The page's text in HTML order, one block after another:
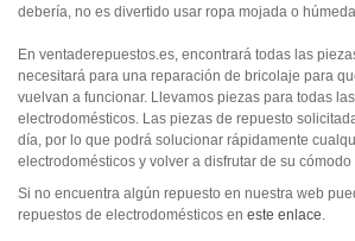
debería, no es divertido usar ropa mojada o
En ventaderepuestos.es, encontrará todas las
necesitará para una reparación de bricolaje para
vuelvan a funcionar. Llevamos piezas para todas
electrodomésticos. Las piezas de repuesto
día, por lo que podrá solucionar rápidamente
electrodomésticos y volver a disfrutar de su cómodo
Si no encuentra algún repuesto en nuestra web
repuestos de electrodomésticos en este enlace.